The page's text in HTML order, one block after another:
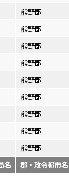
熊野郡
熊野郡
熊野郡
熊野郡
熊野郡
熊野郡
熊野郡
熊野郡
熊野郡
名 郡・政令都市名